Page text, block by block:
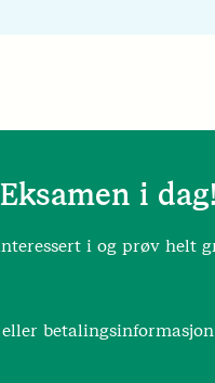
i dag!
i og prøv helt